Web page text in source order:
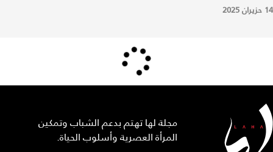
14 حزيران 2025
مجلة لها تهتم بدعم الشباب وتمكين
المرأة العصرية وأسلوب الحياة.